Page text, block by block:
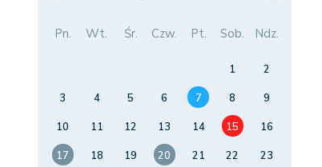
Pn. Wt. Śr. Czw. Pt. Sob. Ndz.
1
2
3
4 5 6 7 8
9
10
11 12 13 14 15
16
17
18 19 20 21 22
23